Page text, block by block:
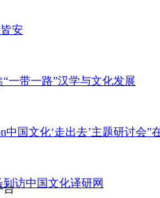
安
一带一路”汉学与文化发展
国文化‘走出去’主题研讨会”
访中国文化译研网
台